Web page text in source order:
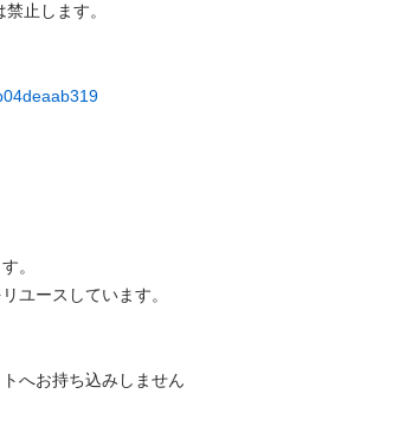
⽌します。
。
ユースしています。
へお持ち込みしません